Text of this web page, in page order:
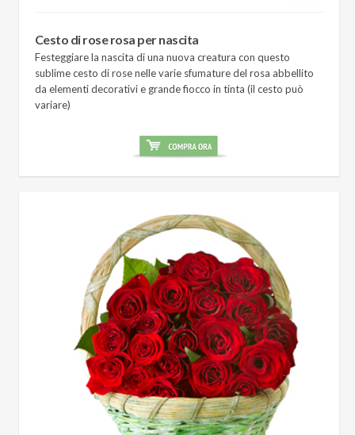
Cesto di rose rosa per nascita
Festeggiare la nascita di una nuova creatura con questo
sublime cesto di rose nelle varie sfumature del rosa abbellito
da elementi decorativi e grande fiocco in tinta (il cesto può
variare)